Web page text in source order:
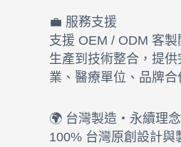
💼 服務支援
支援 OEM / ODM 客製
生產到技術整合，提
業、醫療單位、品牌合
🌍 台灣製造・永續理念
100% 台灣原創設計與